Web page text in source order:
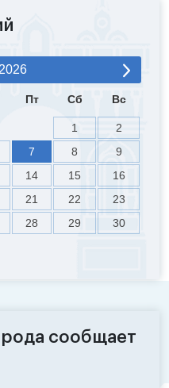
2026
Пт Сб Вс
1
2
7 8
9
14 15
16
21 22
23
28 29
30
сообщает